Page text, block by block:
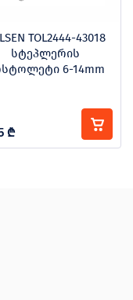
TOL2444-43018
სტეპლერის
6-14mm
₾